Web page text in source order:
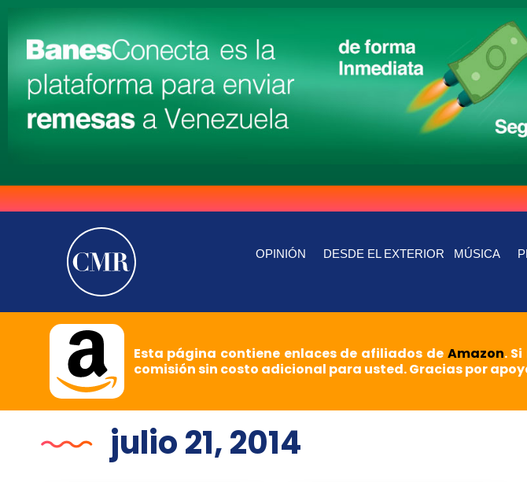
OPINIÓN DESDE EL EXTERIOR MÚSICA
Esta página contiene enlaces de afiliados de Amazon.
comisión sin costo adicional para usted. Gracias por
julio 21, 2014